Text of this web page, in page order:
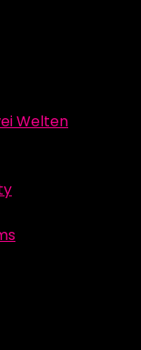
Welten